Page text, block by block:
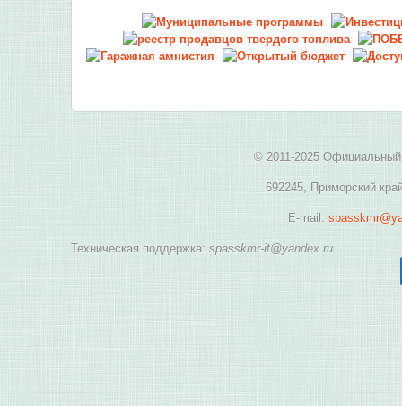
© 2011-2025 Официальный
692245, Приморский
E-mail:
Техническая поддержка: spasskmr-it@yandex.ru